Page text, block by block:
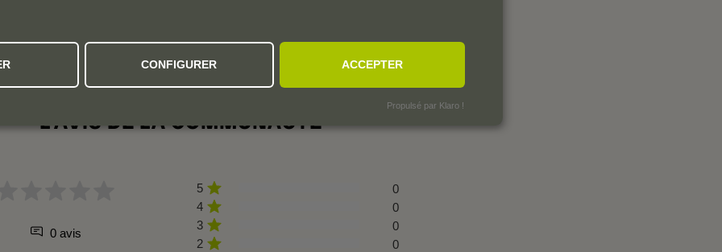
L'AVIS DE LA COMMUNAUTÉ
0 avis
5
0
4
0
3
0
2
0
CONFIGURER ACCEPTER
Propulsé par Klaro !